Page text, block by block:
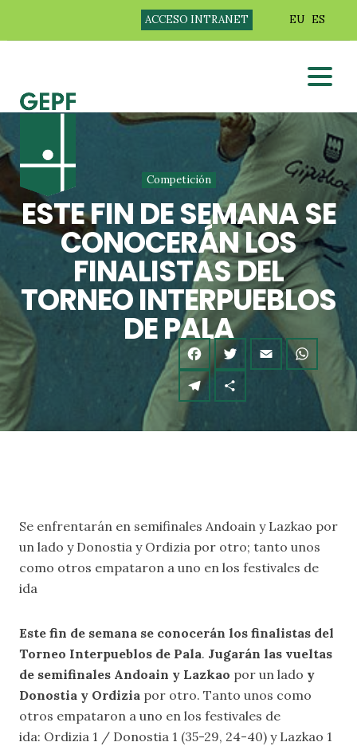
ACCESO INTRANET EU ES
Competición
ESTE FIN DE SEMANA SE
CONOCERÁN LOS
FINALISTAS DEL
TORNEO INTERPUEBLOS
DE PALA
Se enfrentarán en semifinales Andoain y Lazkao por
un lado y Donostia y Ordizia por otro; tanto unos
como otros empataron a uno en los festivales de
ida
Este fin de semana se conocerán los finalistas del
Torneo Interpueblos de Pala. Jugarán las vueltas
de semifinales Andoain y Lazkao por un lado y
Donostia y Ordizia por otro. Tanto unos como
otros empataron a uno en los festivales de
ida: Ordizia 1 / Donostia 1 (35-29, 24-40) y Lazkao 1